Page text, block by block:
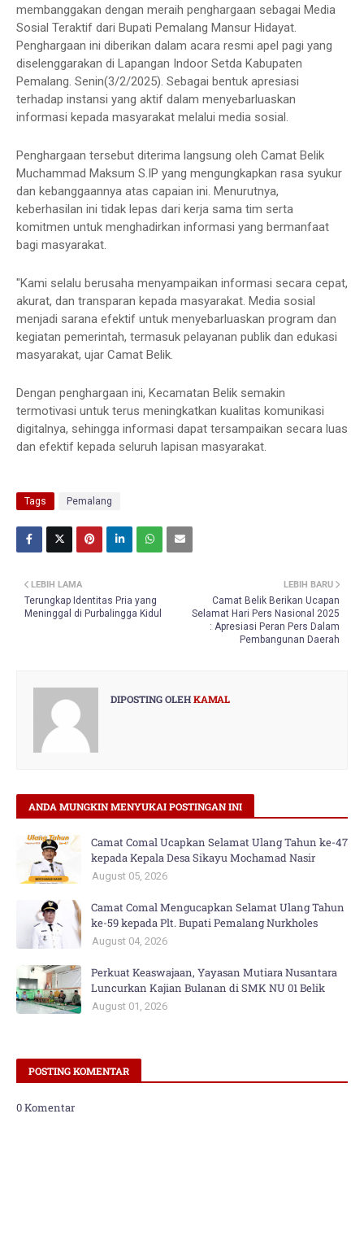
membanggakan dengan meraih penghargaan sebagai Media
Sosial Teraktif dari Bupati Pemalang Mansur Hidayat.
Penghargaan ini diberikan dalam acara resmi apel pagi yang
diselenggarakan di Lapangan Indoor Setda Kabupaten
Pemalang. Senin(3/2/2025). Sebagai bentuk apresiasi
terhadap instansi yang aktif dalam menyebarluaskan
informasi kepada masyarakat melalui media sosial.
Penghargaan tersebut diterima langsung oleh Camat Belik
Muchammad Maksum S.IP yang mengungkapkan rasa syukur
dan kebanggaannya atas capaian ini. Menurutnya,
keberhasilan ini tidak lepas dari kerja sama tim serta
komitmen untuk menghadirkan informasi yang bermanfaat
bagi masyarakat.
"Kami selalu berusaha menyampaikan informasi secara cepat,
akurat, dan transparan kepada masyarakat. Media sosial
menjadi sarana efektif untuk menyebarluaskan program dan
kegiatan pemerintah, termasuk pelayanan publik dan edukasi
masyarakat, ujar Camat Belik.
Dengan penghargaan ini, Kecamatan Belik semakin
termotivasi untuk terus meningkatkan kualitas komunikasi
digitalnya, sehingga informasi dapat tersampaikan secara luas
dan efektif kepada seluruh lapisan masyarakat.
Tags Pemalang
LEBIH BARU
Camat Belik Berikan Ucapan
Selamat Hari Pers Nasional 2025
: Apresiasi Peran Pers Dalam
Pembangunan Daerah
LEBIH LAMA
Terungkap Identitas Pria yang
Meninggal di Purbalingga Kidul
DIPOSTING OLEHKAMAL
ANDA MUNGKIN MENYUKAI POSTINGAN INI
Camat Comal Ucapkan Selamat Ulang Tahun ke-47
kepada Kepala Desa Sikayu Mochamad Nasir
August 05, 2026
Camat Comal Mengucapkan Selamat Ulang Tahun
ke-59 kepada Plt. Bupati Pemalang Nurkholes
August 04, 2026
Perkuat Keaswajaan, Yayasan Mutiara Nusantara
Luncurkan Kajian Bulanan di SMK NU 01 Belik
August 01, 2026
POSTING KOMENTAR
0 Komentar